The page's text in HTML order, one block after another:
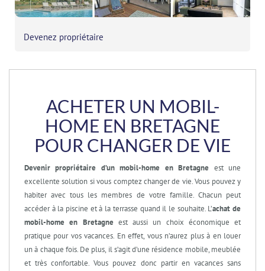
Devenez propriétaire
ACHETER UN MOBIL-
HOME EN BRETAGNE
POUR CHANGER DE VIE
Devenir propriétaire d’un mobil-home en Bretagne est une
excellente solution si vous comptez changer de vie. Vous pouvez y
habiter avec tous les membres de votre famille. Chacun peut
accéder à la piscine et à la terrasse quand il le souhaite. L’achat de
mobil-home en Bretagne est aussi un choix économique et
pratique pour vos vacances. En effet, vous n’aurez plus à en louer
un à chaque fois. De plus, il s’agit d’une résidence mobile, meublée
et très confortable. Vous pouvez donc partir en vacances sans